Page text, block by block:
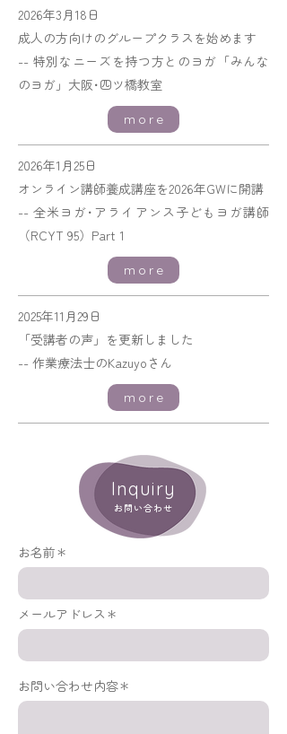
2026年3月18日
成人の方向けのグループクラスを始めます
-- 特別なニーズを持つ方とのヨガ「みんな
のヨガ」大阪･四ツ橋教室
more
2026年1月25日
オンライン講師養成講座を2026年GWに開講
-- 全米ヨガ･アライアンス子どもヨガ講師
（RCYT 95）Part 1
more
2025年11月29日
「受講者の声」を更新しました
-- 作業療法士のKazuyoさん
more
Inquiry
お問い合わせ
お名前＊
メールアドレス＊
お問い合わせ内容＊